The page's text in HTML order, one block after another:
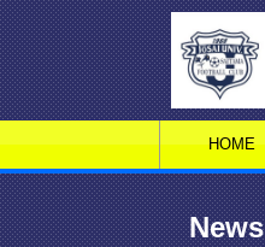
HOME
News